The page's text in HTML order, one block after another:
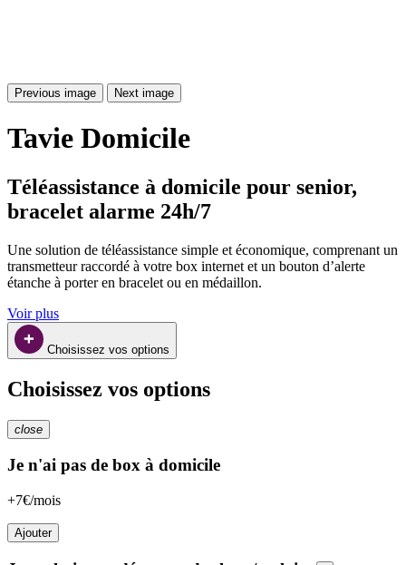
Previous image Next image
Tavie Domicile
Téléassistance à domicile pour senior,
bracelet alarme 24h/7
Une solution de téléassistance simple et économique, comprenant un
transmetteur raccordé à votre box internet et un bouton d’alerte
étanche à porter en bracelet ou en médaillon.
Voir plus
Choisissez vos options
Choisissez vos options
close
Je n'ai pas de box à domicile
+7€/mois
Ajouter